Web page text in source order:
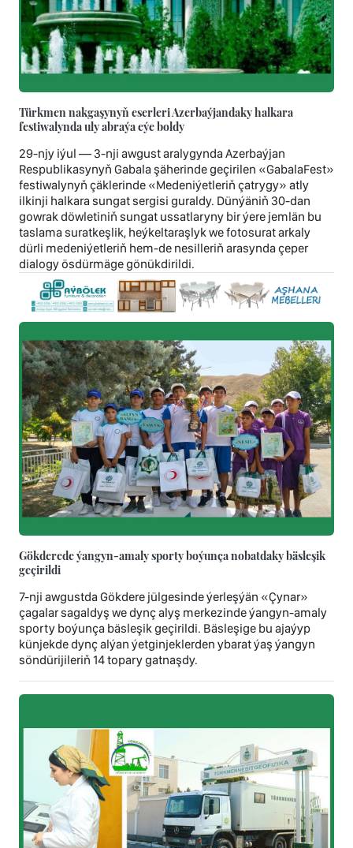
Türkmen nakgaşynyň eserleri Azerbaýjandaky halkara
festiwalynda uly abraýa eýe boldy
29-njy iýul — 3-nji awgust aralygynda Azerbaýjan
Respublikasynyň Gabala şäherinde geçirilen «GabalaFest»
festiwalynyň çäklerinde «Medeniýetleriň çatrygy» atly
ilkinji halkara sungat sergisi guraldy. Dünýäniň 30-dan
gowrak döwletiniň sungat ussatlaryny bir ýere jemlän bu
taslama suratkeşlik, heýkeltaraşlyk we fotosurat arkaly
dürli medeniýetleriň hem-de nesilleriň arasynda çeper
dialogy ösdürmäge gönükdirildi.
Gökderede ýangyn-amaly sporty boýunça nobatdaky bäsleşik
geçirildi
7-nji awgustda Gökdere jülgesinde ýerleşýän «Çynar»
çagalar sagaldyş we dynç alyş merkezinde ýangyn-amaly
sporty boýunça bäsleşik geçirildi. Bäsleşige bu ajaýyp
künjekde dynç alýan ýetginjeklerden ybarat ýaş ýangyn
söndürijileriň 14 topary gatnaşdy.